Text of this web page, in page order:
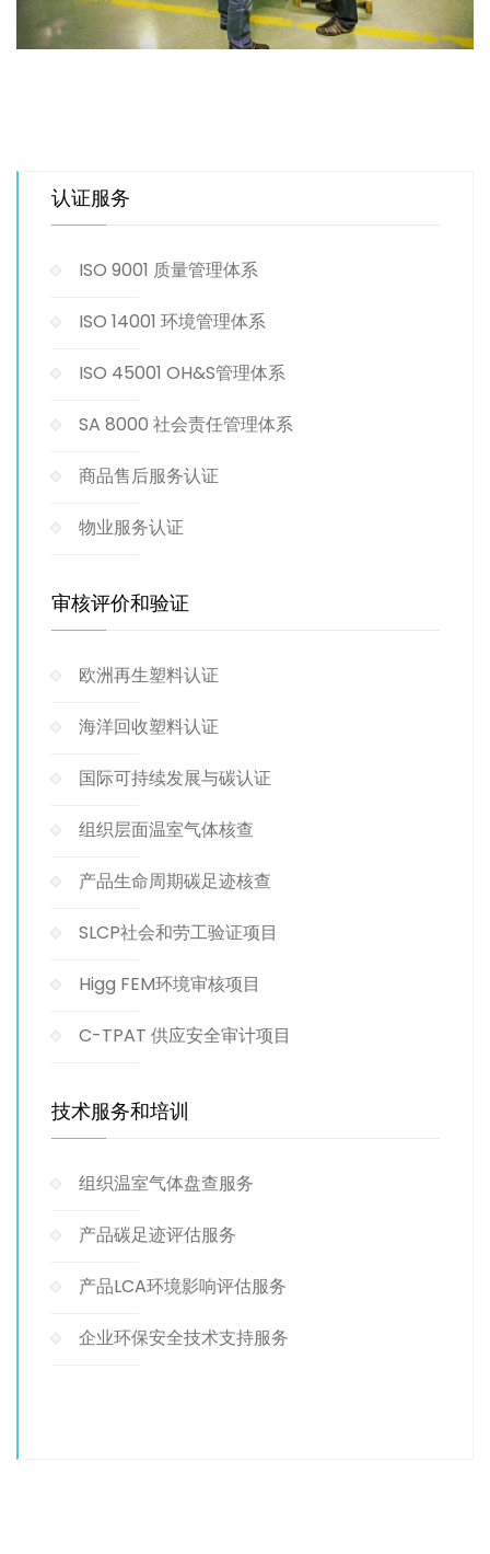
认证服务
ISO 9001 质量管理体系
ISO 14001 环境管理体系
ISO 45001 OH&S管理体系
SA 8000 社会责任管理体系
商品售后服务认证
物业服务认证
审核评价和验证
欧洲再生塑料认证
海洋回收塑料认证
国际可持续发展与碳认证
组织层面温室气体核查
产品生命周期碳足迹核查
SLCP社会和劳工验证项目
Higg FEM环境审核项目
C-TPAT 供应安全审计项目
技术服务和培训
组织温室气体盘查服务
产品碳足迹评估服务
产品LCA环境影响评估服务
企业环保安全技术支持服务